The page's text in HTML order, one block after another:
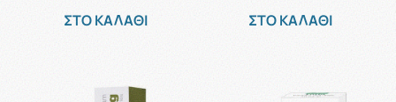
ΣΤΟ ΚΑΛΑΘΙ ΣΤΟ ΚΑΛΑΘΙ